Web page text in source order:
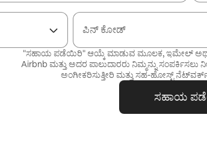
ಪಿನ್ ಕೋಡ್
"ಸಹಾಯ ಪಡೆಯಿರಿ" ಆಯ್ಕೆ ಮಾಡುವ ಮೂಲಕ, ಇಮೇಲ್
Airbnb ಮತ್ತು ಅದರ ಪಾಲುದಾರರು ನಿಮ್ಮನ್ನು ಸಂಪರ್ಕಿಸಲು
ಅಂಗೀಕರಿಸುತ್ತೀರಿ ಮತ್ತು ಸಹ-ಹೋಸ್ಟ್ ನೆಟ್‌ವರ್ಕ್
ಸಹಾಯ